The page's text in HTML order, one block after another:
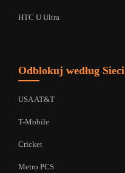
HTC U Ultra
Odblokuj według Sieci
USA AT&T
T-Mobile
Cricket
Metro PCS